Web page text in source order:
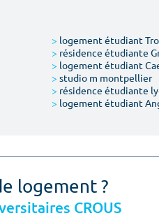
> logement étudiant
> résidence étudiante
> logement étudiant
> studio m montpellier
> résidence étudiante
> logement étudiant
logement ?
CROUS